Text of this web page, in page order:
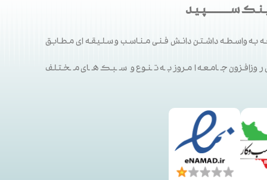
ســـــــــپید
به واسطه داشتن دانش فنی مناسب و سلیقه ای مطابق
روزافزون جامعه امروز به تنوع و سبک های مختلف